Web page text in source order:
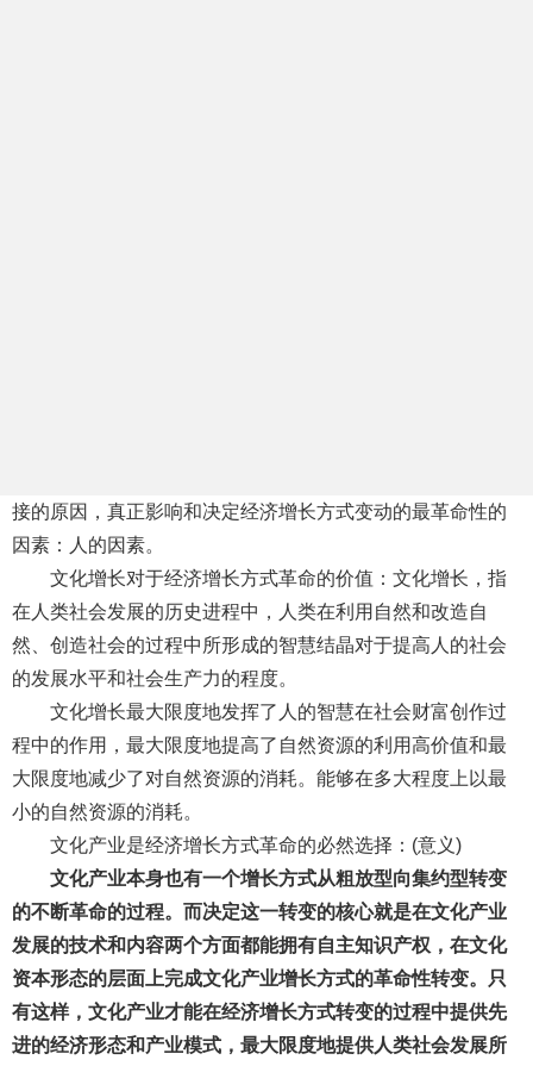
接的原因，真正影响和决定经济增长方式变动的最革命性的
因素：人的因素。
文化增长对于经济增长方式革命的价值：文化增长，指
在人类社会发展的历史进程中，人类在利用自然和改造自
然、创造社会的过程中所形成的智慧结晶对于提高人的社会
的发展水平和社会生产力的程度。
文化增长最大限度地发挥了人的智慧在社会财富创作过
程中的作用，最大限度地提高了自然资源的利用高价值和最
大限度地减少了对自然资源的消耗。能够在多大程度上以最
小的自然资源的消耗。
文化产业是经济增长方式革命的必然选择：(意义)
文化产业本身也有一个增长方式从粗放型向集约型转变
的不断革命的过程。而决定这一转变的核心就是在文化产业
发展的技术和内容两个方面都能拥有自主知识产权，在文化
资本形态的层面上完成文化产业增长方式的革命性转变。只
有这样，文化产业才能在经济增长方式转变的过程中提供先
进的经济形态和产业模式，最大限度地提供人类社会发展所